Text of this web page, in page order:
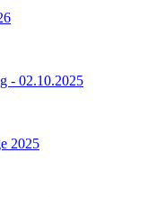
- 02.10.2025
2025